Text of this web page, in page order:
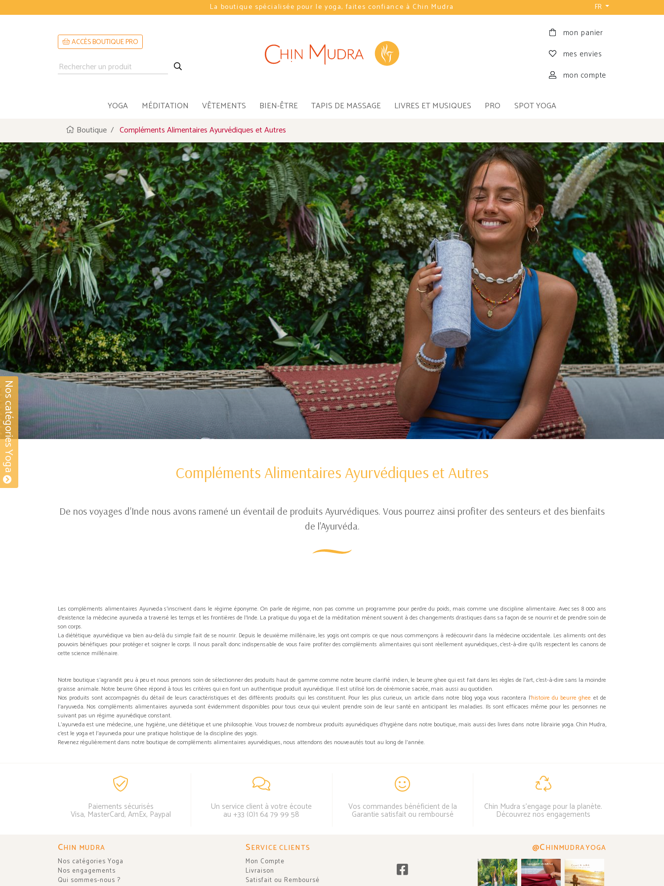
La boutique spécialisée pour le yoga, faites confiance à Chin Mudra FR
ACCÈS BOUTIQUE PRO
mon panier
mes envies
mon compte
YOGA MÉDITATION VÊTEMENTS BIEN-ÊTRE TAPIS DE MASSAGE LIVRES ET MUSIQUES PRO SPOT YOGA
Nos catégories Yoga
Boutique Compléments Alimentaires Ayurvédiques et Autres
Compléments Alimentaires Ayurvédiques et Autres
De nos voyages d'Inde nous avons ramené un éventail de produits Ayurvédiques. Vous pourrez ainsi profiter des senteurs et des bienfaits
de l'Ayurvéda.
Les compléments alimentaires Ayurveda s’inscrivent dans le régime éponyme. On parle de régime, non pas comme un programme pour perdre du poids, mais comme une discipline alimentaire. Avec ses 8 000 ans
d’existence la médecine ayurveda a traversé les temps et les frontières de l'Inde. La pratique du yoga et de la méditation mènent souvent à des changements drastiques dans sa façon de se nourrir et de prendre soin de
son corps.
La diététique ayurvédique va bien au-delà du simple fait de se nourrir. Depuis le deuxième millénaire, les yogis ont compris ce que nous commençons à redécouvrir dans la médecine occidentale. Les aliments ont des
pouvoirs bénéfiques pour protéger et soigner le corps. Il nous paraît donc indispensable de vous faire profiter des compléments alimentaires qui sont réellement ayurvédiques, c'est-à-dire qu'ils respectent les canons de
cette science millénaire.
Notre boutique s'agrandit peu à peu et nous prenons soin de sélectionner des produits haut de gamme comme notre beurre clarifié indien, le beurre ghee qui est fait dans les règles de l'art, c'est-à-dire sans la moindre
graisse animale. Notre beurre Ghee répond à tous les critères qui en font un authentique produit ayurvédique. Il est utilisé lors de cérémonie sacrée, mais aussi au quotidien.
Nos produits sont accompagnés du détail de leurs caractéristiques et des différents produits qui les constituent. Pour les plus curieux, un article dans notre blog yoga vous racontera l'histoire du beurre ghee et de
l'aryuveda. Nos compléments alimentaires ayurveda sont évidemment disponibles pour tous ceux qui veulent prendre soin de leur santé en anticipant les maladies. Ils sont efficaces même pour les personnes ne
suivant pas un régime ayurvédique constant.
L’ayurveda est une médecine, une hygiène, une diététique et une philosophie. Vous trouvez de nombreux produits ayurvédiques d’hygiène dans notre boutique, mais aussi des livres dans notre librairie yoga. Chin Mudra,
c'est le yoga et l’ayurveda pour une pratique holistique de la discipline des yogis.
Revenez régulièrement dans notre boutique de compléments alimentaires ayurvédiques, nous attendons des nouveautés tout au long de l'année.
Paiements sécurisés
Visa, MasterCard, AmEx, Paypal
Un service client à votre écoute
au +33 (0)1 64 79 99 58
Vos commandes bénéficient de la
Garantie satisfait ou remboursé
Chin Mudra s'engage pour la planète.
Découvrez nos engagements
CHIN MUDRA
Nos catégories Yoga
Nos engagements
Qui sommes-nous ?
SERVICE CLIENTS
Mon Compte
Livraison
Satisfait ou Remboursé
@CHINMUDRAYOGA